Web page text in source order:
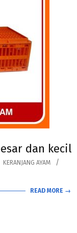
dan kecil
KERANJANG AYAM
READ MORE →